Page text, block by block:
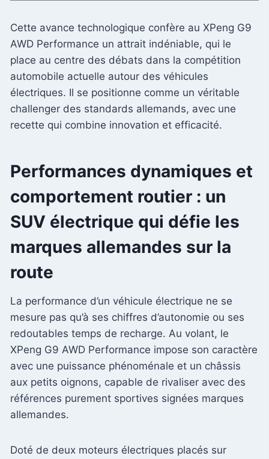
Cette avance technologique confère au XPeng G9
AWD Performance un attrait indéniable, qui le
place au centre des débats dans la compétition
automobile actuelle autour des véhicules
électriques. Il se positionne comme un véritable
challenger des standards allemands, avec une
recette qui combine innovation et efficacité.
Performances dynamiques et
comportement routier : un
SUV électrique qui défie les
marques allemandes sur la
route
La performance d’un véhicule électrique ne se
mesure pas qu’à ses chiffres d’autonomie ou ses
redoutables temps de recharge. Au volant, le
XPeng G9 AWD Performance impose son caractère
avec une puissance phénoménale et un châssis
aux petits oignons, capable de rivaliser avec des
références purement sportives signées marques
allemandes.
Doté de deux moteurs électriques placés sur